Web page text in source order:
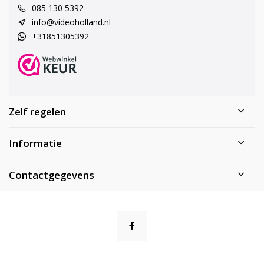
085 130 5392
info@videoholland.nl
+31851305392
Zelf regelen
Informatie
Contactgegevens